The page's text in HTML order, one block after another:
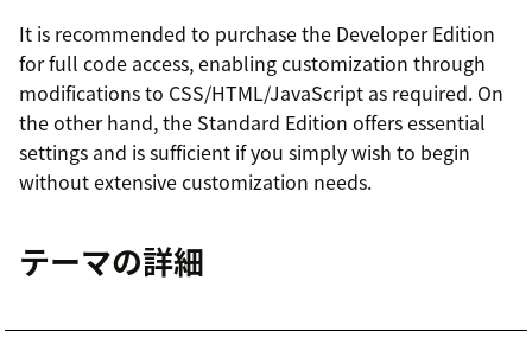
It is recommended to purchase the Developer Edition
for full code access, enabling customization through
modifications to CSS/HTML/JavaScript as required. On
the other hand, the Standard Edition offers essential
settings and is sufficient if you simply wish to begin
without extensive customization needs.
テーマの詳細